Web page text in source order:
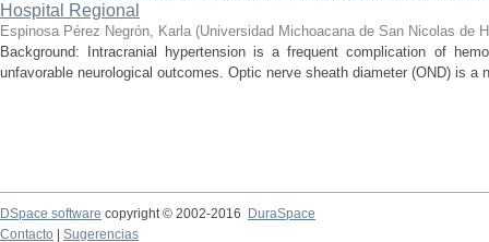
Hospital Regional
Espinosa Pérez Negrón, Karla (Universidad Michoacana de San Nicolas de
Background: Intracranial hypertension is a frequent complication of
unfavorable neurological outcomes. Optic nerve sheath diameter (OND) is a
DSpace software copyright © 2002-2016
DuraSpace
Contacto
Sugerencias